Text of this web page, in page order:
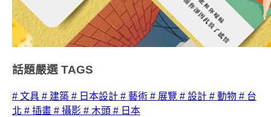
話題嚴選 TAGS
# 文具 # 建築 # 日本設計 # 藝術 # 展覽 # 設計 # 動物 # 台
北 # 插畫 # 攝影 # 木頭 # 日本